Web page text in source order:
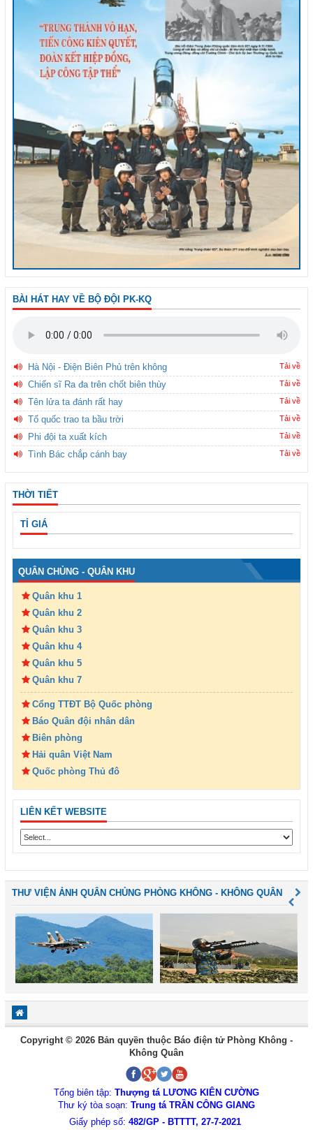
BÀI HÁT HAY VỀ BỘ ĐỘI PK-KQ
Hà Nội - Điện Biên Phủ trên không Tải về
Chiến sĩ Ra đa trên chốt biên thùy Tải về
Tên lửa ta đánh rất hay Tải về
Tổ quốc trao ta bầu trời Tải về
Phi đội ta xuất kích Tải về
Tình Bác chắp cánh bay Tải về
THỜI TIẾT
TỈ GIÁ
QUÂN CHỦNG - QUÂN KHU
Quân khu 1
Quân khu 2
Quân khu 3
Quân khu 4
Quân khu 5
Quân khu 7
Cổng TTĐT Bộ Quốc phòng
Báo Quân đội nhân dân
Biên phòng
Hải quân Việt Nam
Quốc phòng Thủ đô
LIÊN KẾT WEBSITE
THƯ VIỆN ẢNH QUÂN CHỦNG PHÒNG KHÔNG - KHÔNG QUÂN
Copyright © 2026 Bản quyền thuộc Báo điện tử Phòng Không -
Không Quân
Tổng biên tập: Thượng tá LƯƠNG KIÊN CƯỜNG
Thư ký tòa soạn: Trung tá TRẦN CÔNG GIANG
Giấy phép số: 482/GP - BTTTT, 27-7-2021